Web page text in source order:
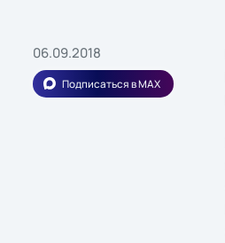
06.09.2018
Подписаться в MAX